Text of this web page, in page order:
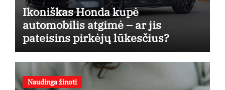
Ikoniškas Honda kupė
automobilis atgimė – ar jis
pateisins pirkėjų lūkesčius?
Naudinga žinoti